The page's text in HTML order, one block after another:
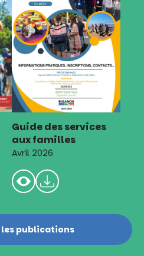
Guide des services
aux familles
Avril 2026
publications